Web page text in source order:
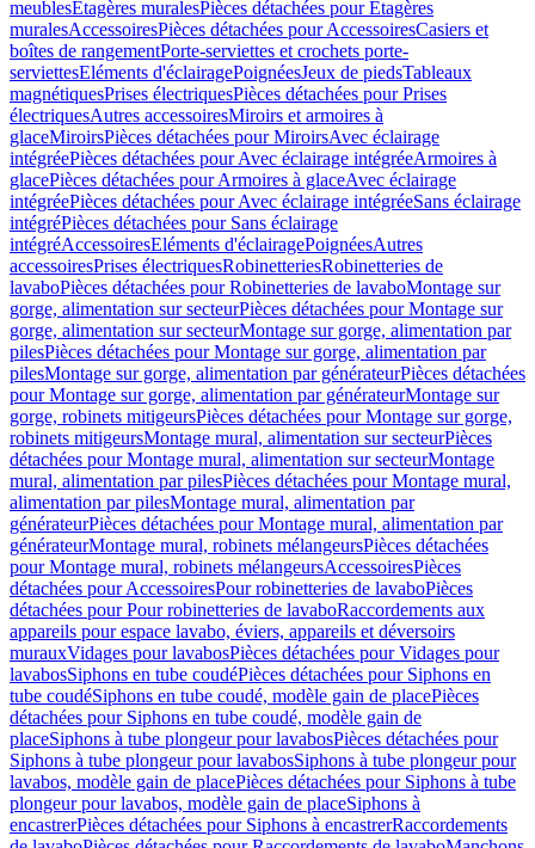
meublesEtagères muralesPièces détachées pour Etagères
muralesAccessoiresPièces détachées pour AccessoiresCasiers et
boîtes de rangementPorte-serviettes et crochets porte-
serviettesEléments d'éclairagePoignéesJeux de piedsTableaux
magnétiquesPrises électriquesPièces détachées pour Prises
électriquesAutres accessoiresMiroirs et armoires à
glaceMiroirsPièces détachées pour MiroirsAvec éclairage
intégréePièces détachées pour Avec éclairage intégréeArmoires à
glacePièces détachées pour Armoires à glaceAvec éclairage
intégréePièces détachées pour Avec éclairage intégréeSans éclairage
intégréPièces détachées pour Sans éclairage
intégréAccessoiresEléments d'éclairagePoignéesAutres
accessoiresPrises électriquesRobinetteriesRobinetteries de
lavaboPièces détachées pour Robinetteries de lavaboMontage sur
gorge, alimentation sur secteurPièces détachées pour Montage sur
gorge, alimentation sur secteurMontage sur gorge, alimentation par
pilesPièces détachées pour Montage sur gorge, alimentation par
pilesMontage sur gorge, alimentation par générateurPièces détachées
pour Montage sur gorge, alimentation par générateurMontage sur
gorge, robinets mitigeursPièces détachées pour Montage sur gorge,
robinets mitigeursMontage mural, alimentation sur secteurPièces
détachées pour Montage mural, alimentation sur secteurMontage
mural, alimentation par pilesPièces détachées pour Montage mural,
alimentation par pilesMontage mural, alimentation par
générateurPièces détachées pour Montage mural, alimentation par
générateurMontage mural, robinets mélangeursPièces détachées
pour Montage mural, robinets mélangeursAccessoiresPièces
détachées pour AccessoiresPour robinetteries de lavaboPièces
détachées pour Pour robinetteries de lavaboRaccordements aux
appareils pour espace lavabo, éviers, appareils et déversoirs
murauxVidages pour lavabosPièces détachées pour Vidages pour
lavabosSiphons en tube coudéPièces détachées pour Siphons en
tube coudéSiphons en tube coudé, modèle gain de placePièces
détachées pour Siphons en tube coudé, modèle gain de
placeSiphons à tube plongeur pour lavabosPièces détachées pour
Siphons à tube plongeur pour lavabosSiphons à tube plongeur pour
lavabos, modèle gain de placePièces détachées pour Siphons à tube
plongeur pour lavabos, modèle gain de placeSiphons à
encastrerPièces détachées pour Siphons à encastrerRaccordements